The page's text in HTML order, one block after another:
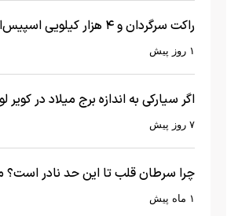
راکت سرگردان و ۴ هزار
هشت هزار و ۶۹۰ کیلومتر در ساعت به ماه برخورد کرد۱ روز پیش
اگر سیارکی به اندازه برج میلاد در
چه اتفاقی می‌افتد؟
۷ روز پیش
چرا سرطان قلب تا این حد نادر است؟
عجیبی که در بدن اتفاق می‌افتد!۱ ماه پیش